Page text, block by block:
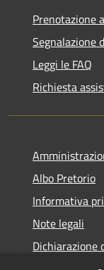
Prenotazione
Segnalazione
Leggi le FAQ
Richiesta
Albo Pretorio
Informativa
Note legali
Dichiarazione